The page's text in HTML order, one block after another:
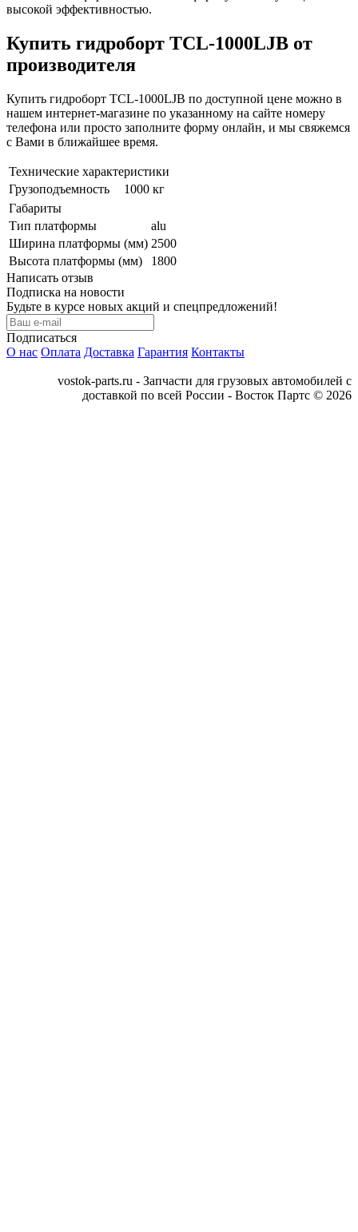
высокой эффективностью.
Купить гидроборт TCL-1000LJB от
производителя
Купить гидроборт TCL-1000LJB по доступной цене можно в
нашем интернет-магазине по указанному на сайте номеру
телефона или просто заполните форму онлайн, и мы свяжемся
с Вами в ближайшее время.
Технические характеристики
Грузоподъемность
1000 кг
Габариты
Тип платформы
alu
Ширина платформы (мм) 2500
Высота платформы (мм)
1800
Написать отзыв
Подписка на новости
Будьте в курсе новых акций и спецпредложений!
Подписаться
О нас Оплата Доставка Гарантия Контакты
vostok-parts.ru - Запчасти для грузовых автомобилей с
доставкой по всей России - Восток Партс © 2026